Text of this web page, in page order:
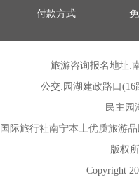
付款方式
旅游咨询报名地址:
公交:园湖建政路口(16
民主园
际旅行社南宁本土优质旅游
版权
Copyright